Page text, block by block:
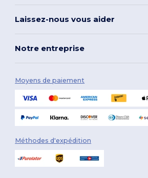
Laissez-nous vous aider
Notre entreprise
Moyens de paiement
Méthodes d'expédition